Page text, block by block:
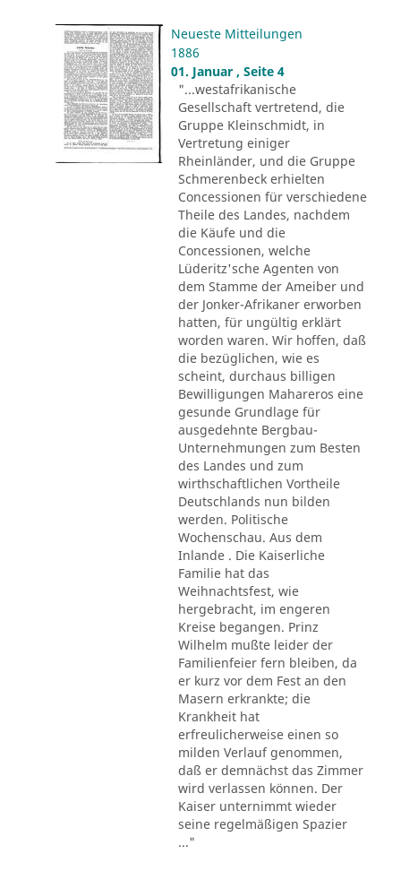
Neueste Mitteilungen
1886
01. Januar , Seite 4
"...westafrikanische
Gesellschaft vertretend, die
Gruppe Kleinschmidt, in
Vertretung einiger
Rheinländer, und die Gruppe
Schmerenbeck erhielten
Concessionen für verschiedene
Theile des Landes, nachdem
die Käufe und die
Concessionen, welche
Lüderitz'sche Agenten von
dem Stamme der Ameiber und
der Jonker-Afrikaner erworben
hatten, für ungültig erklärt
worden waren. Wir hoffen, daß
die bezüglichen, wie es
scheint, durchaus billigen
Bewilligungen Mahareros eine
gesunde Grundlage für
ausgedehnte Bergbau-
Unternehmungen zum Besten
des Landes und zum
wirthschaftlichen Vortheile
Deutschlands nun bilden
werden. Politische
Wochenschau. Aus dem
Inlande . Die Kaiserliche
Familie hat das
Weihnachtsfest, wie
hergebracht, im engeren
Kreise begangen. Prinz
Wilhelm mußte leider der
Familienfeier fern bleiben, da
er kurz vor dem Fest an den
Masern erkrankte; die
Krankheit hat
erfreulicherweise einen so
milden Verlauf genommen,
daß er demnächst das Zimmer
wird verlassen können. Der
Kaiser unternimmt wieder
seine regelmäßigen Spazier
..."